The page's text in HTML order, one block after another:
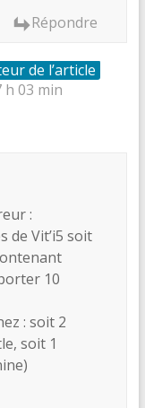
Répondre
de l’article
h 03 min
:
de Vit’i5 soit
10
: soit 2
soit 1